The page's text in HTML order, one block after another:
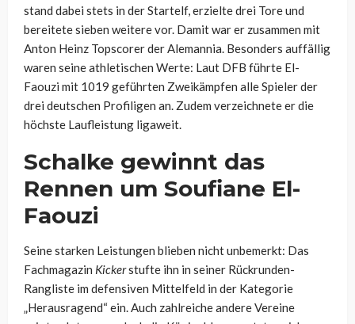
stand dabei stets in der Startelf, erzielte drei Tore und
bereitete sieben weitere vor. Damit war er zusammen mit
Anton Heinz Topscorer der Alemannia. Besonders auffällig
waren seine athletischen Werte: Laut DFB führte El-
Faouzi mit 1019 geführten Zweikämpfen alle Spieler der
drei deutschen Profiligen an. Zudem verzeichnete er die
höchste Laufleistung ligaweit.
Schalke gewinnt das
Rennen um Soufiane El-
Faouzi
Seine starken Leistungen blieben nicht unbemerkt: Das
Fachmagazin Kickerstufte ihn in seiner Rückrunden-
Rangliste im defensiven Mittelfeld in der Kategorie
„Herausragend“ ein. Auch zahlreiche andere Vereine